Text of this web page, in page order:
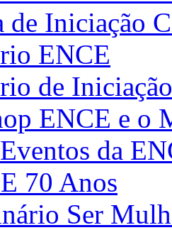
de Iniciação
ENCE
de
ENCE e o
da
70 Anos
Ser